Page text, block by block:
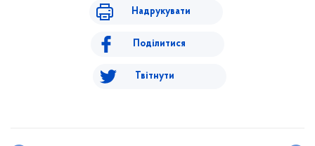
Надрукувати
Поділитися
Твітнути